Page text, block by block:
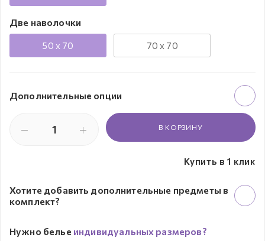
Две наволочки
50 x 70 70 x 70
Дополнительные опции
В КОРЗИНУ
Купить в 1 клик
Хотите добавить дополнительные предметы в
комплект?
Нужно белье индивидуальных размеров?